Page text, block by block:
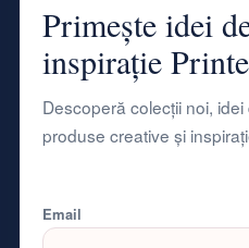
Primește idei
inspirație
Descoperă colecții noi,
produse creative și
Email